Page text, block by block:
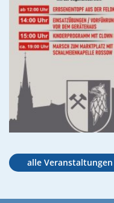
alle Veranstaltungen